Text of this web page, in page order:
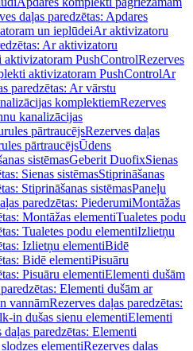
daļas paredzētas: Apdares
un ieplūdeiAr aktivizatoru
Ar aktivizatoru
PushControlRezerves
aktivizatoram PushControlAr
paredzētas: Ar vārstu
komplektiemRezerves
kanalizācijas
pārtraucējsRezerves daļas
pārtraucējsŪdens
sistēmasGeberit DuofixSienas
Sienas sistēmasStiprināšanas
Stiprināšanas sistēmasPaneļu
paredzētas: PiederumiMontāžas
Montāžas elementiTualetes podu
Tualetes podu elementiIzlietņu
Izlietņu elementiBidē
Bidē elementiPisuāru
Pisuāru elementiElementi dušām
Elementi dušām ar
vannāmRezerves daļas paredzētas:
in dušas sienu elementiElementi
daļas paredzētas: Elementi
elementiRezerves daļas